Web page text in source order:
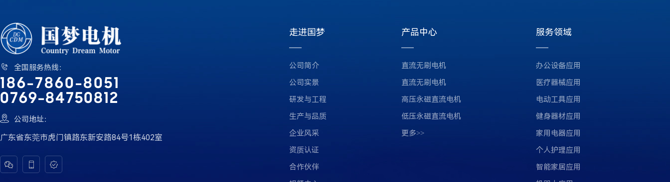
 全国服务热线：
186-7860-8051
0769-84750812
 公司地址：
广东省东莞市虎门镇路东新安路84号1栋402室
  
走进国梦
公司简介
公司实景
研发与工程
生产与品质
企业风采
资质认证
合作伙伴
产品中心
直流无刷电机
直流无刷电机
高压永磁直流电机
低压永磁直流电机
更多>>
服务领域
办公设备应用
医疗器械应用
电动工具应用
健身器材应用
家用电器应用
个人护理应用
智能家居应用